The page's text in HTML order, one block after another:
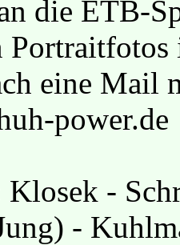
die ETB-
eine Mail
power.de
Klosek -
-